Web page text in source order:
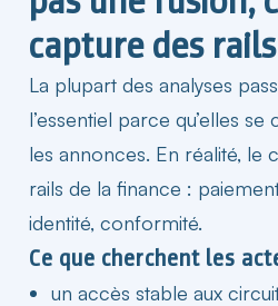
capture des rails
La plupart des analyses
l’essentiel parce qu’elles
les annonces. En réalité, le
rails de la finance :
identité, conformité.
Ce que cherchent les
un accès stable aux